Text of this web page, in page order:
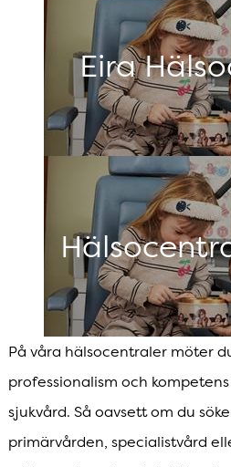
Eira
På våra hälsocentraler möter
professionalism och
sjukvård. Så oavsett om du
primärvården, specialistvård